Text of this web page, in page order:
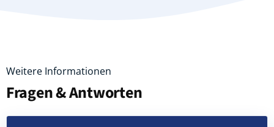
Weitere Informationen
Fragen & Antworten